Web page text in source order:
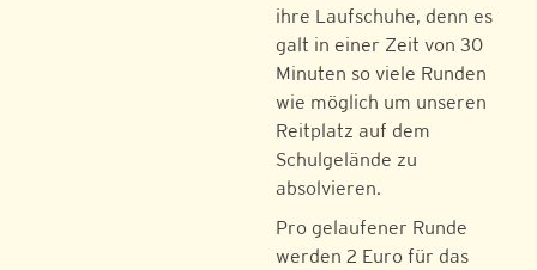
ihre Laufschuhe, denn es
galt in einer Zeit von 30
Minuten so viele Runden
wie möglich um unseren
Reitplatz auf dem
Schulgelände zu
absolvieren.
Pro gelaufener Runde
werden 2 Euro für das